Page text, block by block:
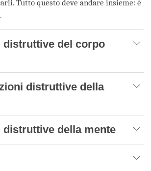
Tutto questo deve andare insieme: è
distruttive del corpo
distruttive della
distruttive della mente